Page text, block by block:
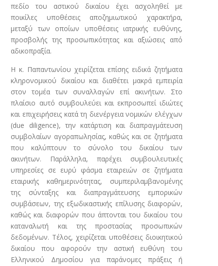
πεδίο του αστικού δικαίου έχει ασχοληθεί με
ποικίλες υποθέσεις αποζημιωτικού χαρακτήρα,
μεταξύ των οποίων υποθέσεις ιατρικής ευθύνης,
προσβολής της προσωπικότητας και αξιώσεις από
αδικοπραξία.
Η κ. Παπαντωνίου χειρίζεται επίσης ειδικά ζητήματα
κληρονομικού δικαίου και διαθέτει μακρά εμπειρία
στον τομέα των συναλλαγών επί ακινήτων. Στο
πλαίσιο αυτό συμβουλεύει και εκπροσωπεί ιδιώτες
και επιχειρήσεις κατά τη διενέργεια νομικών ελέγχων
(due diligence), την κατάρτιση και διαπραγμάτευση
συμβολαίων αγοραπωλησίας, καθώς και σε ζητήματα
που καλύπτουν το σύνολο του δικαίου των
ακινήτων. Παράλληλα, παρέχει συμβουλευτικές
υπηρεσίες σε ευρύ φάσμα εταιρειών σε ζητήματα
εταιρικής καθημερινότητας, συμπεριλαμβανομένης
της σύνταξης και διαπραγμάτευσης εμπορικών
συμβάσεων, της εξωδικαστικής επίλυσης διαφορών,
καθώς και διαφορών που άπτονται του δικαίου του
καταναλωτή και της προστασίας προσωπικών
δεδομένων. Τέλος, χειρίζεται υποθέσεις διοικητικού
δικαίου που αφορούν την αστική ευθύνη του
Ελληνικού Δημοσίου για παράνομες πράξεις ή